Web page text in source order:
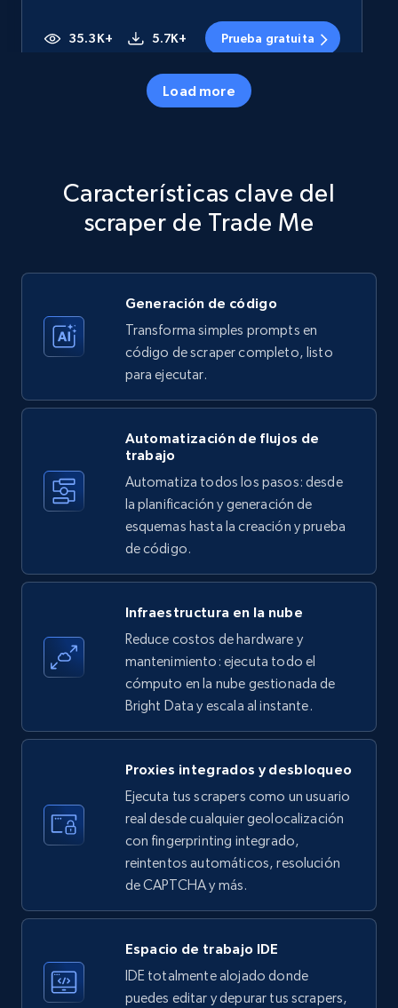
35.3K+ 5.7K+ Prueba gratuita
price, Currency, Availability, Reviews count, and
Amazon products - Collects products by
specific keywords
Title, Seller name, Brand, Description, Initial
35.3K+ 5.7K+ Prueba gratuita
Amazon products - find products by using
Title, Seller name, Brand, Description, Initial
price, Currency, Availability, Reviews count, and
more.
5.7K+ Prueba gratuita
LinkedIn company information
ID, Name, Country code, Locations, Followers,
Employees in linkedin, About, Specialties, and
33.5K+ 3.5K+ Prueba gratuita
Instagram - Profiles
Load more
Características clave del
scraper de Trade Me
Generación de código
Transforma simples prompts en
código de scraper completo, listo
para ejecutar.
Automatización de flujos de
trabajo
Automatiza todos los pasos: desde
la planificación y generación de
esquemas hasta la creación y prueba
de código.
Infraestructura en la nube
Reduce costos de hardware y
mantenimiento: ejecuta todo el
cómputo en la nube gestionada de
Bright Data y escala al instante.
Proxies integrados y desbloqueo
Ejecuta tus scrapers como un usuario
real desde cualquier geolocalización
con fingerprinting integrado,
reintentos automáticos, resolución
de CAPTCHA y más.
Espacio de trabajo IDE
IDE totalmente alojado donde
puedes editar y depurar tus scrapers,